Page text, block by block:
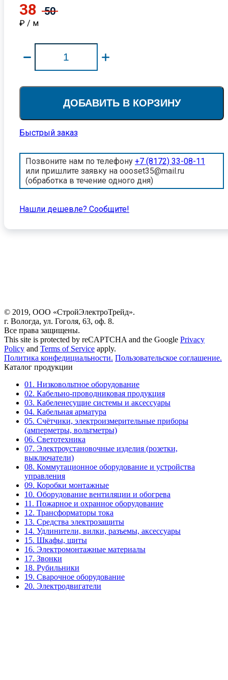
38 50
₽ / м
ДОБАВИТЬ В КОРЗИНУ
Быстрый заказ
Позвоните нам по телефону +7 (8172) 33-08-11
или пришлите заявку на oooset35@mail.ru
(обработка в течение одного дня)
Нашли дешевле? Cообщите!
© 2019, ООО «СтройЭлектроТрейд».
г. Вологда, ул. Гоголя, 63, оф. 8.
Все права защищены.
This site is protected by reCAPTCHA and the Google Privacy
Policy and Terms of Service apply.
Политика конфедициальности. Пользовательское соглашение.
Каталог продукции
01. Низковольтное оборудование
02. Кабельно-проводниковая продукция
03. Кабеленесущие системы и аксессуары
04. Кабельная арматура
05. Счётчики, электроизмерительные приборы
(амперметры, вольтметры)
06. Светотехника
07. Электроустановочные изделия (розетки,
выключатели)
08. Коммутационное оборудование и устройства
управления
09. Коробки монтажные
10. Оборудование вентиляции и обогрева
11. Пожарное и охранное оборудование
12. Трансформаторы тока
13. Средства электрозащиты
14. Удлинители, вилки, разъемы, аксессуары
15. Шкафы, щиты
16. Электромонтажные материалы
17. Звонки
18. Рубильники
19. Сварочное оборудование
20. Электродвигатели